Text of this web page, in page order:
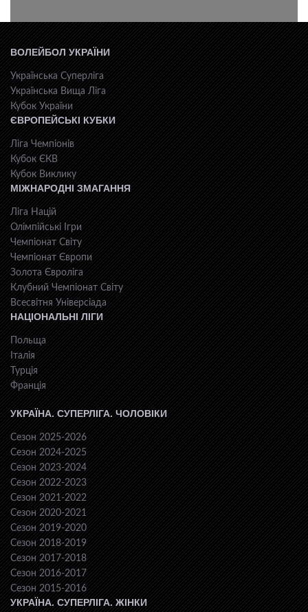
ВОЛЕЙБОЛ УКРАЇНИ
Українська Суперліга
Українська Вища Ліга
Кубок України
ЄВРОПЕЙСЬКІ КУБКИ
Ліга Чемпіонів
Кубок ЄКВ
Кубок Виклику
МІЖНАРОДНІ ЗМАГАННЯ
Ліга Націй
Олімпійські Ігри
Чемпіонат Світу
Чемпіонат Європи
Золота Євроліга
Клубний Чемпіонат Світу
Всесвiтня Унiверсiaда
НАЦІОНАЛЬНІ ЛІГИ
Польща
Італія
Турція
Франція
УКРАЇНА. СУПЕРЛІГА. ЧОЛОВІКИ
Сезон 2025-2026
Сезон 2024-2025
Сезон 2023-2024
Сезон 2022-2023
Сезон 2021-2022
Сезон 2020-2021
Сезон 2019-2020
Сезон 2018-2019
Сезон 2017-2018
Сезон 2016-2017
Сезон 2015-2016
УКРАЇНА. СУПЕРЛІГА. ЖІНКИ